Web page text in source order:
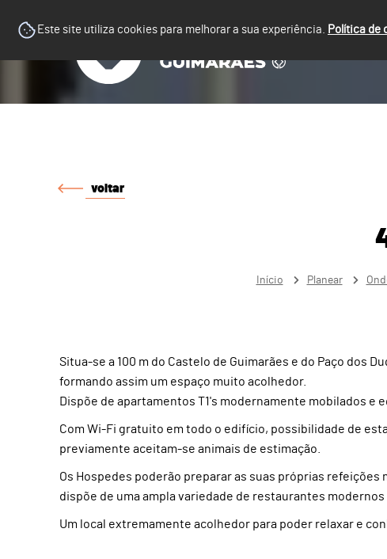
Este site utiliza cookies para melhorar a sua experiência. Política de
voltar
Início Planear
Situa-se a 100 m do Castelo de Guimarães e do Paço dos
formando assim um espaço muito acolhedor.
Dispõe de apartamentos T1's modernamente mobilados e
Com Wi-Fi gratuito em todo o edifício, possibilidade de
previamente aceitam-se animais de estimação.
Os Hospedes poderão preparar as suas próprias
dispõe de uma ampla variedade de restaurantes modernos
Um local extremamente acolhedor para poder relaxar e